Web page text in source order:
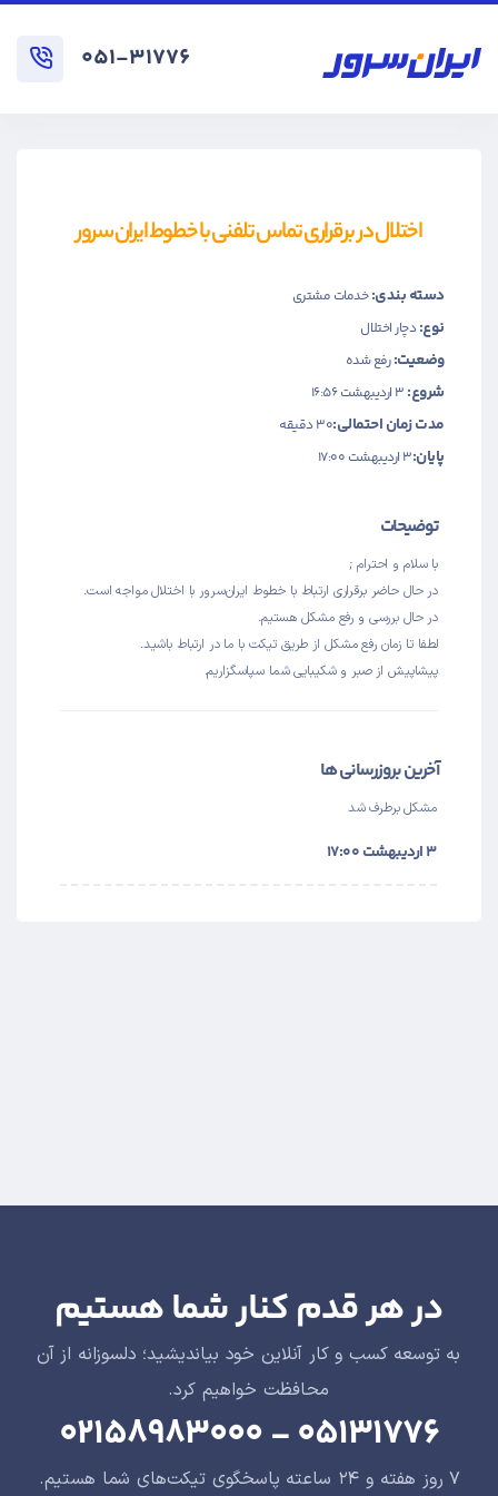
۰۵۱-۳۱۷۷۶
دسته بندی:خدمات مشتری
نوع:دچار اختلال
وضعیت:رفع شده
اختلال در برقراری تماس تلفنی با خطوط ایران سرور
شروع:
مدت زمان احتمالی:30 دقیقه
پایان:۳ اردیبهشت ۱۷:۰۰
توضیحات
با سلام و احترام ;
در حال حاضر برقراری ارتباط با خطوط ایران‌سرور با اختلال مواجه است.
در حال بررسی و رفع مشکل هستیم.
لطفا تا زمان رفع مشکل از طریق تیکت با ما در ارتباط باشید.
پیشاپیش از صبر و شکیبایی شما سپاسگزاریم.
آخرین بروزرسانی ها
مشکل برطرف شد
۳ اردیبهشت ۱۷:۰۰
در هر قدم کنار شما هستیم
به توسعه کسب و کار آنلاین خود بیاندیشید؛ دلسوزانه از آن
محافظت خواهیم کرد.
۰۵۱۳۱۷۷۶ - ۰۲۱۵۸۹۸۳۰۰۰
۷ روز هفته و ۲۴ ساعته پاسخگوی تیکت‌های شما هستیم.